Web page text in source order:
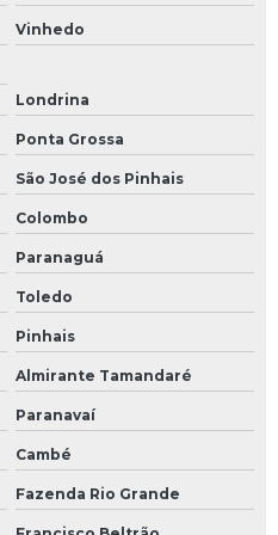
Vinhedo
Londrina
Ponta Grossa
São José dos Pinhais
Colombo
Paranaguá
Toledo
Pinhais
Almirante Tamandaré
Paranavaí
Cambé
Fazenda Rio Grande